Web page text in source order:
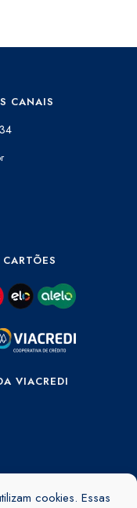
cookies. Essas
CANAIS
VIACREDI
- Jaraguá do Sul - SC -